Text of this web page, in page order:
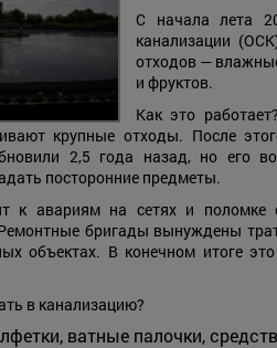
С начала лета
канализации
отходов —
и фруктов.
Как это
крупные отходы. После
2,5 года назад, но его
посторонние предметы.
к авариям на сетях и поломке
бригады вынуждены
объектах. В конечном итоге
в канализацию?
ватные палочки,